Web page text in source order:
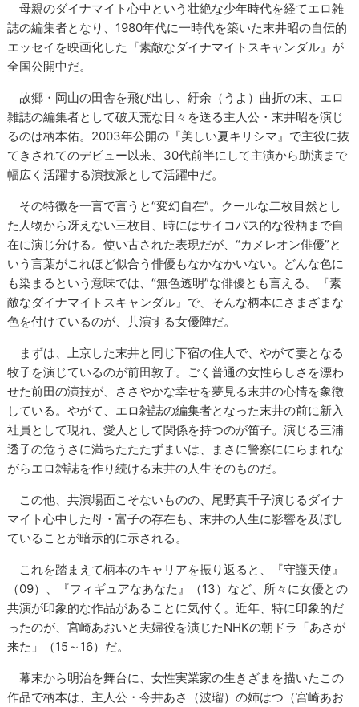
母親のダイナマイト心中という壮絶な少年時代を経てエロ雑
誌の編集者となり、1980年代に一時代を築いた末井昭の自伝的
エッセイを映画化した『素敵なダイナマイトスキャンダル』が
全国公開中だ。
故郷・岡山の田舎を飛び出し、紆余（うよ）曲折の末、エロ
雑誌の編集者として破天荒な日々を送る主人公・末井昭を演じ
るのは柄本佑。2003年公開の『美しい夏キリシマ』で主役に抜
てきされてのデビュー以来、30代前半にして主演から助演まで
幅広く活躍する演技派として活躍中だ。
その特徴を一言で言うと“変幻自在”。クールな二枚目然とし
た人物から冴えない三枚目、時にはサイコパス的な役柄まで自
在に演じ分ける。使い古された表現だが、“カメレオン俳優”と
いう言葉がこれほど似合う俳優もなかなかいない。どんな色に
も染まるという意味では、“無色透明”な俳優とも言える。『素
敵なダイナマイトスキャンダル』で、そんな柄本にさまざまな
色を付けているのが、共演する女優陣だ。
まずは、上京した末井と同じ下宿の住人で、やがて妻となる
牧子を演じているのが前田敦子。ごく普通の女性らしさを漂わ
せた前田の演技が、ささやかな幸せを夢見る末井の心情を象徴
している。やがて、エロ雑誌の編集者となった末井の前に新入
社員として現れ、愛人として関係を持つのが笛子。演じる三浦
透子の危うさに満ちたたたずまいは、まさに警察ににらまれな
がらエロ雑誌を作り続ける末井の人生そのものだ。
この他、共演場面こそないものの、尾野真千子演じるダイナ
マイト心中した母・富子の存在も、末井の人生に影響を及ぼし
ていることが暗示的に示される。
これを踏まえて柄本のキャリアを振り返ると、『守護天使』
（09）、『フィギュアなあなた』（13）など、所々に女優との
共演が印象的な作品があることに気付く。近年、特に印象的だ
ったのが、宮崎あおいと夫婦役を演じたNHKの朝ドラ「あさが
来た」（15～16）だ。
幕末から明治を舞台に、女性実業家の生きざまを描いたこの
作品で柄本は、主人公・今井あさ（波瑠）の姉はつ（宮崎あお